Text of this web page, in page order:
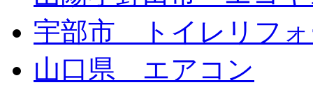
宇部市 トイレリフ
山口県 エアコン